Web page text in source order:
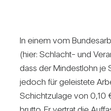
In einem vom
(hier: Schlacht- und
dass der Min­dest­lohn je
jedoch für geleis­tete
Schicht­zu­lage von 0,10